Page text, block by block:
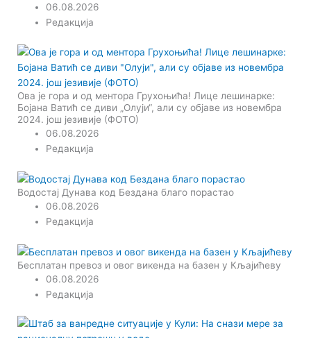
06.08.2026
Редакција
Ова је гора и од ментора Грухоњића! Лице лешинарке:
Бојана Ватић се диви „Олуји“, али су објаве из новембра
2024. још језивије (ФОТО)
06.08.2026
Редакција
Водостај Дунава код Бездана благо порастао
06.08.2026
Редакција
Бесплатан превоз и овог викенда на базен у Кљајићеву
06.08.2026
Редакција